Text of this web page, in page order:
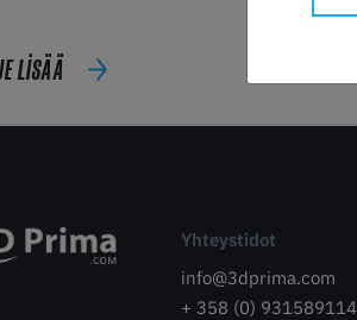
LISÄÄ
Yhteystidot
info@3dprima.com
+ 358 (0) 931589114